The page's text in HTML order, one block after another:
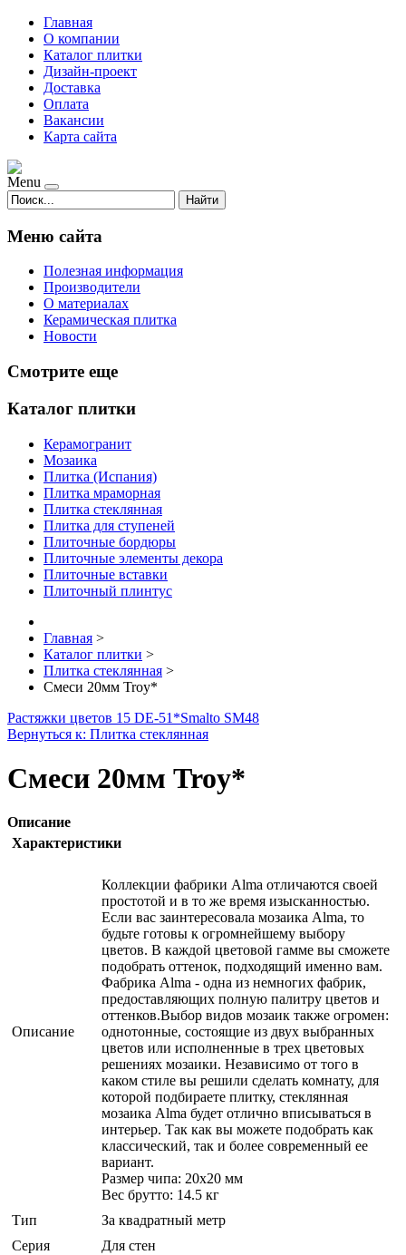
Главная
О компании
Каталог плитки
Дизайн-проект
Доставка
Оплата
Вакансии
Карта сайта
Menu
Найти
Меню сайта
Полезная информация
Производители
О материалах
Керамическая плитка
Новости
Смотрите еще
Каталог плитки
Керамогранит
Мозаика
Плитка (Испания)
Плитка мраморная
Плитка стеклянная
Плитка для ступеней
Плиточные бордюры
Плиточные элементы декора
Плиточные вставки
Плиточный плинтус
Главная >
Каталог плитки >
Плитка стеклянная >
Смеси 20мм Troy*
Растяжки цветов 15 DE-51*Smalto SM48
Вернуться к: Плитка стеклянная
Смеси 20мм Troy*
Описание
Характеристики
Описание
Коллекции фабрики Alma отличаются своей
простотой и в то же время изысканностью.
Если вас заинтересовала мозаика Alma, то
будьте готовы к огромнейшему выбору
цветов. В каждой цветовой гамме вы сможете
подобрать оттенок, подходящий именно вам.
Фабрика Alma - одна из немногих фабрик,
предоставляющих полную палитру цветов и
оттенков.Выбор видов мозаик также огромен:
однотонные, состоящие из двух выбранных
цветов или исполненные в трех цветовых
решениях мозаики. Независимо от того в
каком стиле вы решили сделать комнату, для
которой подбираете плитку, стеклянная
мозаика Alma будет отлично вписываться в
интерьер. Так как вы можете подобрать как
классический, так и более современный ее
вариант.
Размер чипа: 20x20 мм
Вес брутто: 14.5 кг
Тип
За квадратный метр
Серия
Для стен